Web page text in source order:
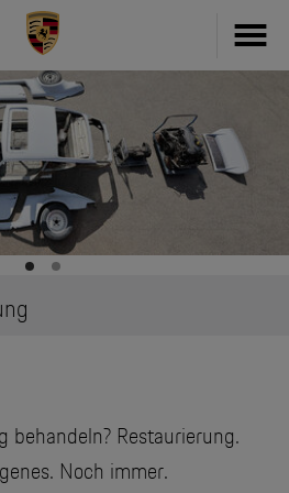
behandeln? Restaurierung.
Noch immer.